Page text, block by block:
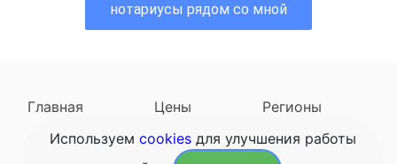
нотариусы рядом со мной
Главная Цены
Регионы
Наследодатели
Задать вопрос
Используем cookies для улучшения работы